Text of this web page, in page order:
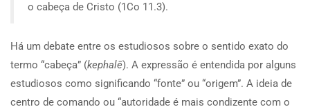
o cabeça de Cristo (1Co 11.3).
Há um debate entre os estudiosos sobre o sentido exato do
termo “cabeça” (kephalē). A expressão é entendida por alguns
estudiosos como significando “fonte” ou “origem”. A ideia de
centro de comando ou “autoridade é mais condizente com o